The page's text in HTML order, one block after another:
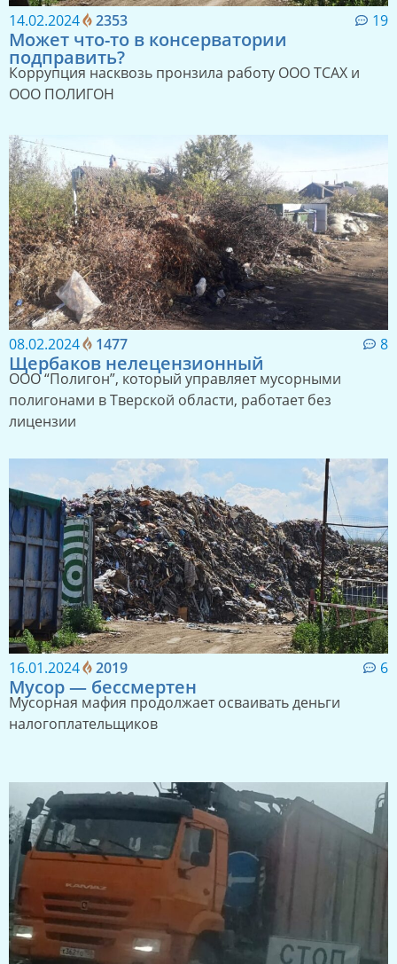
14.02.2024 2353 19
Может что-то в консерватории
подправить?
Коррупция насквозь пронзила работу ООО ТСАХ и
ООО ПОЛИГОН
08.02.2024 1477 8
Щербаков нелецензионный
ООО “Полигон”, который управляет мусорными
полигонами в Тверской области, работает без
лицензии
16.01.2024 2019 6
Мусор — бессмертен
Мусорная мафия продолжает осваивать деньги
налогоплательщиков